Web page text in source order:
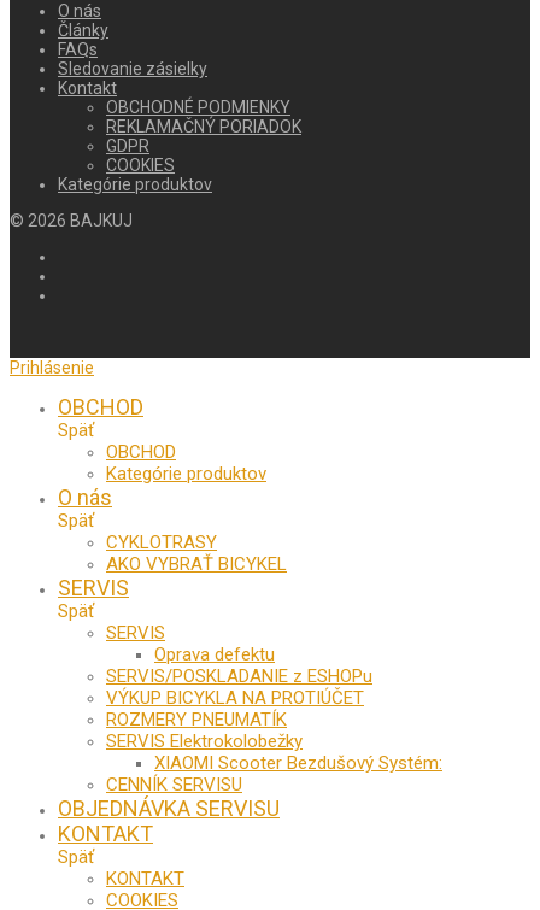
O nás
Články
FAQs
Sledovanie zásielky
Kontakt
OBCHODNÉ PODMIENKY
REKLAMAČNÝ PORIADOK
GDPR
COOKIES
Kategórie produktov
© 2026 BAJKUJ
Prihlásenie
OBCHOD
Späť
OBCHOD
Kategórie produktov
O nás
Späť
CYKLOTRASY
AKO VYBRAŤ BICYKEL
SERVIS
Späť
SERVIS
Oprava defektu
SERVIS/POSKLADANIE z ESHOPu
VÝKUP BICYKLA NA PROTIÚČET
ROZMERY PNEUMATÍK
SERVIS Elektrokolobežky
XIAOMI Scooter Bezdušový Systém:
CENNÍK SERVISU
OBJEDNÁVKA SERVISU
KONTAKT
Späť
KONTAKT
COOKIES